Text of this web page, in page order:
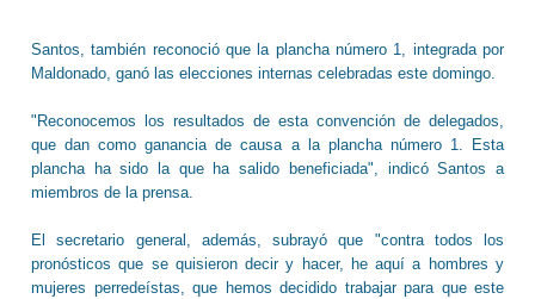
Santos, también reconoció que la plancha número 1, integrada por
Maldonado, ganó las elecciones internas celebradas este domingo.
"Reconocemos los resultados de esta convención de delegados,
que dan como ganancia de causa a la plancha número 1. Esta
plancha ha sido la que ha salido beneficiada", indicó Santos a
miembros de la prensa.
El secretario general, además, subrayó que "contra todos los
pronósticos que se quisieron decir y hacer, he aquí a hombres y
mujeres perredeístas, que hemos decidido trabajar para que este